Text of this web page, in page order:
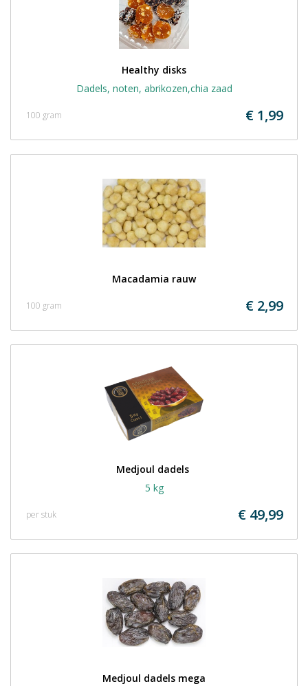
Healthy disks
Dadels, noten, abrikozen,chia zaad
€ 1,99
100 gram
Macadamia rauw
€ 2,99
100 gram
Medjoul dadels
5 kg
€ 49,99
per stuk
Medjoul dadels mega